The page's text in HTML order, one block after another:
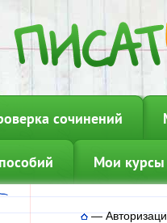
сочинений
Мои
—